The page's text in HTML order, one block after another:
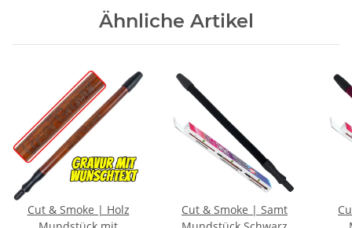
Ähnliche Artikel
Cut & Smoke | Holz
Cut & Smoke | Samt